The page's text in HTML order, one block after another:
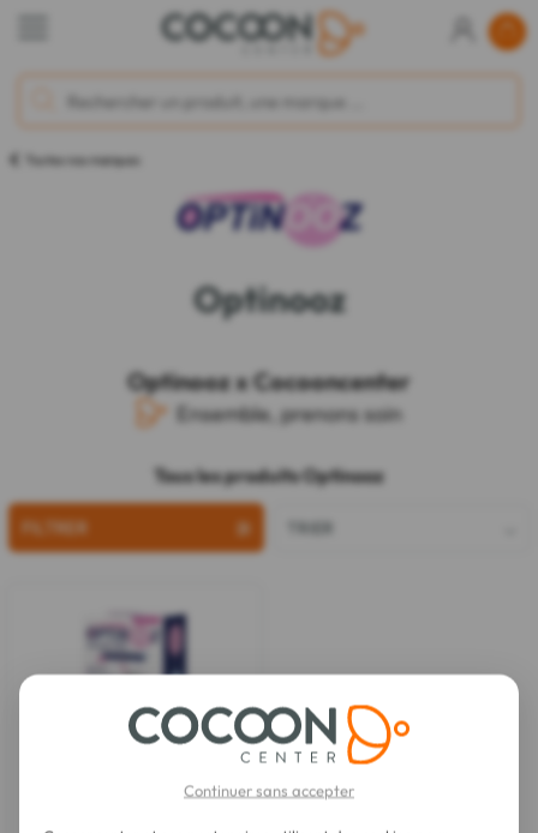
Toutes nos marques
Optinooz
Optinooz x Cocooncenter
Ensemble, prenons soin
Tous les produits Optinooz
FILTRER
Continuer sans accepter